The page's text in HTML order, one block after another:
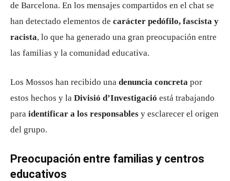
de Barcelona. En los mensajes compartidos en el chat se
han detectado elementos de carácter pedófilo, fascista y
racista, lo que ha generado una gran preocupación entre
las familias y la comunidad educativa.
Los Mossos han recibido una denuncia concreta por
estos hechos y la Divisió d’Investigació está trabajando
para identificar a los responsables y esclarecer el origen
del grupo.
Preocupación entre familias y centros
educativos